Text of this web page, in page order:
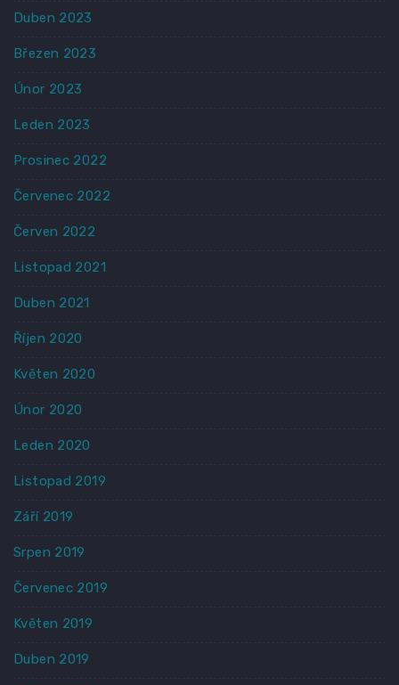
Duben 2023
Březen 2023
Únor 2023
Leden 2023
Prosinec 2022
Červenec 2022
Červen 2022
Listopad 2021
Duben 2021
Říjen 2020
Květen 2020
Únor 2020
Leden 2020
Listopad 2019
Září 2019
Srpen 2019
Červenec 2019
Květen 2019
Duben 2019